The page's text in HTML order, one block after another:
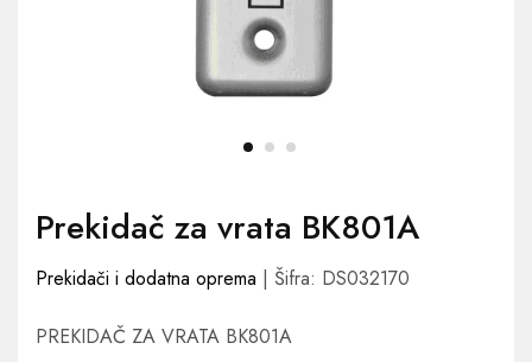
Prekidač za vrata BK801A
Prekidači i dodatna oprema | Šifra: DS032170
PREKIDAČ ZA VRATA BK801A